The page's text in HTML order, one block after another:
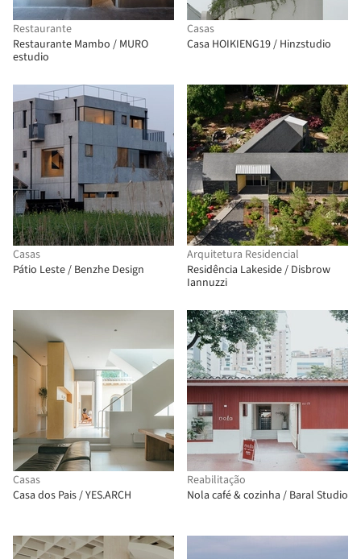
Restaurante
Restaurante Mambo / MURO
estudio
Casas
Casa HOIKIENG19 / Hinzstudio
Casas
Pátio Leste / Benzhe Design
Arquitetura Residencial
Residência Lakeside / Disbrow
Iannuzzi
Casas
Casa dos Pais / YES.ARCH
Reabilitação
Nola café & cozinha / Baral Studio